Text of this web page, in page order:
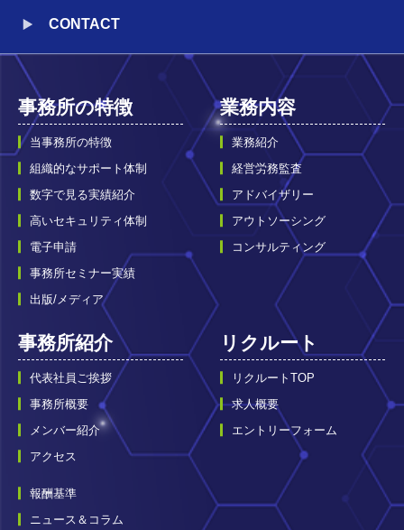
CONTACT
事務所の特徴
当事務所の特徴
組織的なサポート体制
数字で見る実績紹介
高いセキュリティ体制
電子申請
事務所セミナー実績
出版/メディア
業務内容
業務紹介
経営労務監査
アドバイザリー
アウトソーシング
コンサルティング
事務所紹介
代表社員ご挨拶
事務所概要
メンバー紹介
アクセス
リクルート
リクルートTOP
求人概要
エントリーフォーム
報酬基準
ニュース＆コラム